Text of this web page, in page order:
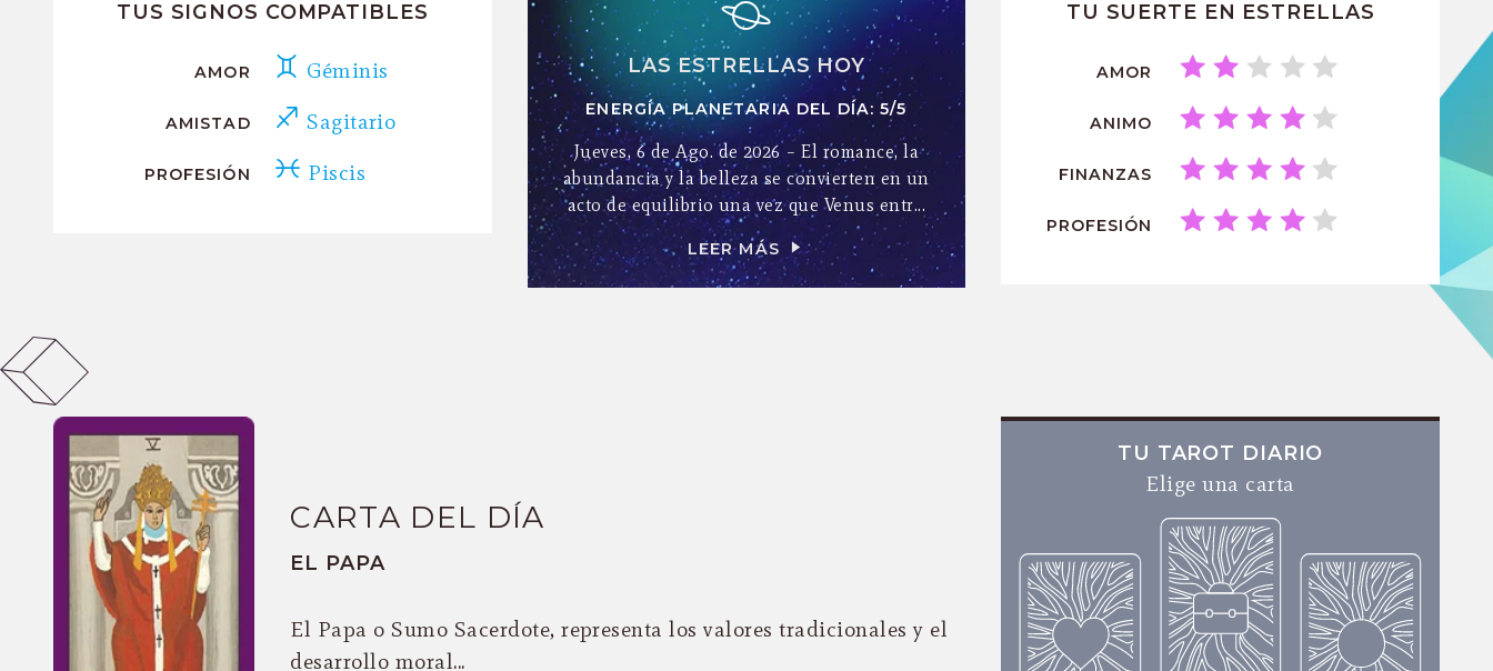
TUS SIGNOS COMPATIBLES
AMOR Géminis
AMISTAD Sagitario
PROFESIÓN Piscis
LAS ESTRELLAS HOY
ENERGÍA PLANETARIA DEL DÍA: 5/5
Jueves, 6 de Ago. de 2026 – El romance, la
abundancia y la belleza se convierten en un
acto de equilibrio una vez que Venus entr...
LEER MÁS
TU SUERTE EN ESTRELLAS
AMOR
ANIMO
FINANZAS
PROFESIÓN
CARTA DEL DÍA
EL PAPA
El Papa o Sumo Sacerdote, representa los valores tradicionales y el
desarrollo moral...
TU TAROT DIARIO
Elige una carta